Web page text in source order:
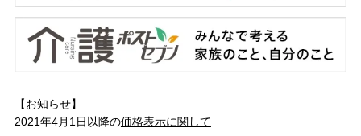
【お知らせ】
2021年4月1日以降の価格表示に関して